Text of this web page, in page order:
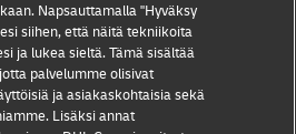
- all rights reserved
Napsauttamalla "Hyväksy
siihen, että näitä tekniikoita
ja lukea sieltä. Tämä sisältää
palvelumme olisivat
ja asiakaskohtaisia sekä
Lisäksi annat